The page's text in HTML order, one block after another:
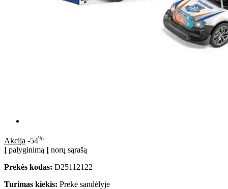
Akcija -54%
Į palyginimą Į norų sąrašą
Prekės kodas: D25112122
Turimas kiekis: Prekė sandėlyje